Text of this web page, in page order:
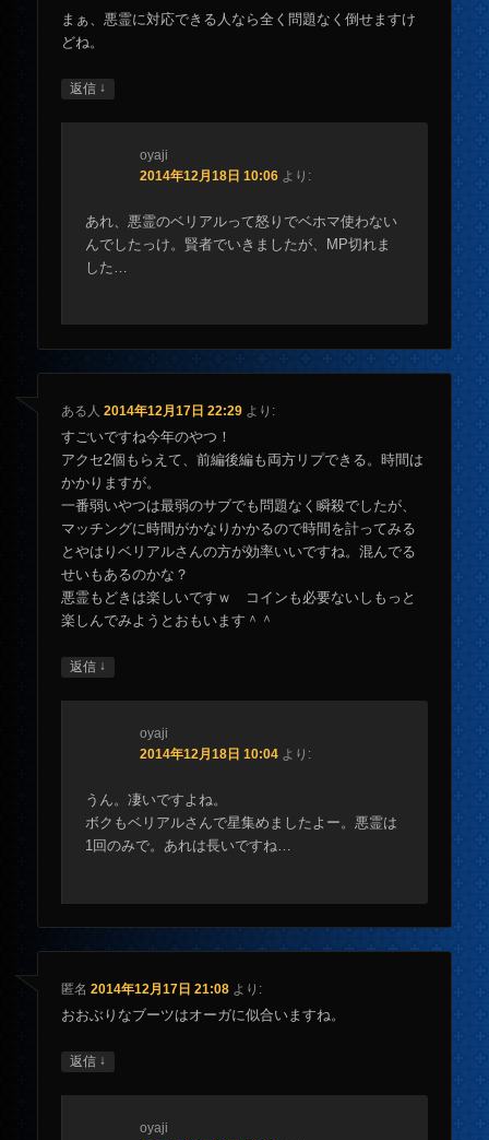
まぁ、悪霊に対応できる人なら全く問題なく倒せますけ
どね。
返信 ↓
oyaji
2014年12月18日 10:06 より:
あれ、悪霊のベリアルって怒りでベホマ使わない
んでしたっけ。賢者でいきましたが、MP切れま
した…
ある人 2014年12月17日 22:29 より:
すごいですね今年のやつ！
アクセ2個もらえて、前編後編も両方リプできる。時間は
かかりますが。
一番弱いやつは最弱のサブでも問題なく瞬殺でしたが、
マッチングに時間がかなりかかるので時間を計ってみる
とやはりベリアルさんの方が効率いいですね。混んでる
せいもあるのかな？
悪霊もどきは楽しいですｗ コインも必要ないしもっと
楽しんでみようとおもいます＾＾
返信 ↓
oyaji
2014年12月18日 10:04 より:
うん。凄いですよね。
ボクもベリアルさんで星集めましたよー。悪霊は
1回のみで。あれは長いですね…
匿名 2014年12月17日 21:08 より:
おおぶりなブーツはオーガに似合いますね。
返信 ↓
oyaji